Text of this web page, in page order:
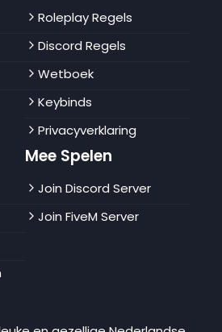
Roleplay Regels
Discord Regels
Wetboek
Keybinds
Privacyverklaring
Mee Spelen
Join Discord Server
Join FiveM Server